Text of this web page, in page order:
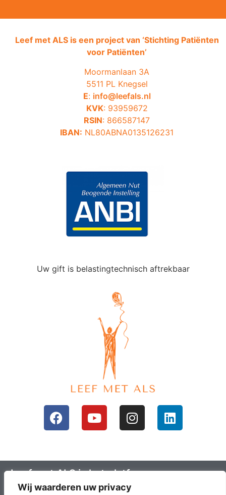
Wij waarderen uw privacy
Leef met ALS is een project van ‘Stichting Patiënten
voor Patiënten’
Moormanlaan 3A
5511 PL Knegsel
E: info@leefals.nl
KVK: 93959672
RSIN: 866587147
IBAN: NL80ABNA0135126231
Uw gift is belastingtechnisch aftrekbaar
Leef met ALS is het platform voor mensen
met ALS en hun omgeving; ALS lotgenoten.